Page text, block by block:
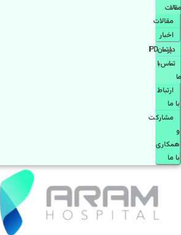
مقالات
مقالات
اخبار
دپارتمانIPD
تماس با
ما
ارتباط
با ما
مشاركت
و
همكاری
با ما